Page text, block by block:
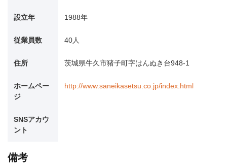
設立年 1988年
従業員数 40人
住所 茨城県牛久市猪子町字はんぬき台948-1
ホームペー
ジ
http://www.saneikasetsu.co.jp/index.html
SNSアカウ
ント
備考